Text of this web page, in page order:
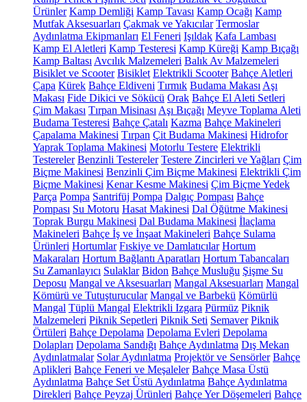
Ürünler Kamp Demliği Kamp Tavası Kamp Ocağı Kamp
Mutfak Aksesuarları Çakmak ve Yakıcılar Termoslar
Aydınlatma Ekipmanları El Feneri Işıldak Kafa Lambası
Kamp El Aletleri Kamp Testeresi Kamp Küreği Kamp Bıçağı
Kamp Baltası Avcılık Malzemeleri Balık Av Malzemeleri
Bisiklet ve Scooter Bisiklet Elektrikli Scooter Bahçe Aletleri
Çapa Kürek Bahçe Eldiveni Tırmık Budama Makası Aşı
Makası Fide Dikici ve Sökücü Orak Bahçe El Aleti Setleri
Çim Makası Tırpan Misinası Aşı Bıçağı Meyve Toplama Aleti
Budama Testeresi Bahçe Çatalı Kazma Bahçe Makineleri
Çapalama Makinesi Tırpan Çit Budama Makinesi Hidrofor
Yaprak Toplama Makinesi Motorlu Testere Elektrikli
Testereler Benzinli Testereler Testere Zincirleri ve Yağları Çim
Biçme Makinesi Benzinli Çim Biçme Makinesi Elektrikli Çim
Biçme Makinesi Kenar Kesme Makinesi Çim Biçme Yedek
Parça Pompa Santrifüj Pompa Dalgıç Pompası Bahçe
Pompası Su Motoru Hasat Makinesi Dal Öğütme Makinesi
Toprak Burgu Makinesi Dal Budama Makinesi İlaçlama
Makineleri Bahçe İş ve İnşaat Makineleri Bahçe Sulama
Ürünleri Hortumlar Fıskiye ve Damlatıcılar Hortum
Makaraları Hortum Bağlantı Aparatları Hortum Tabancaları
Su Zamanlayıcı Sulaklar Bidon Bahçe Musluğu Şişme Su
Deposu Mangal ve Aksesuarları Mangal Aksesuarları Mangal
Kömürü ve Tutuşturucular Mangal ve Barbekü Kömürlü
Mangal Tüplü Mangal Elektrikli Izgara Pürmüz Piknik
Malzemeleri Piknik Sepetleri Piknik Seti Semaver Piknik
Örtüleri Bahçe Depolama Depolama Evleri Depolama
Dolapları Depolama Sandığı Bahçe Aydınlatma Dış Mekan
Aydınlatmalar Solar Aydınlatma Projektör ve Sensörler Bahçe
Aplikleri Bahçe Feneri ve Meşaleler Bahçe Masa Üstü
Aydınlatma Bahçe Set Üstü Aydınlatma Bahçe Aydınlatma
Direkleri Bahçe Peyzaj Ürünleri Bahçe Yer Döşemeleri Bahçe